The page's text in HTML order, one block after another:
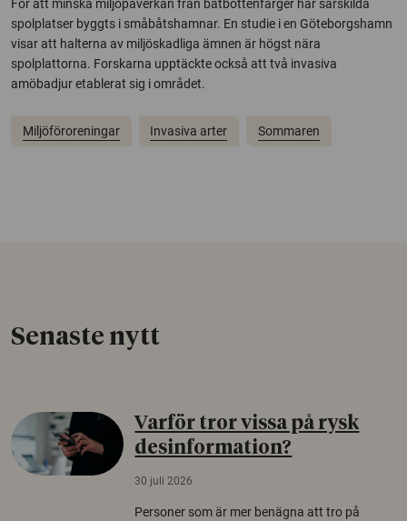
För att minska miljöpåverkan från båtbottenfärger har särskilda
spolplatser byggts i småbåtshamnar. En studie i en Göteborgshamn
visar att halterna av miljöskadliga ämnen är högst nära
spolplattorna. Forskarna upptäckte också att två invasiva
amöbadjur etablerat sig i området.
Miljöföroreningar Invasiva arter Sommaren
Senaste nytt
Varför tror vissa på rysk
desinformation?
30 juli 2026
Personer som är mer benägna att tro på